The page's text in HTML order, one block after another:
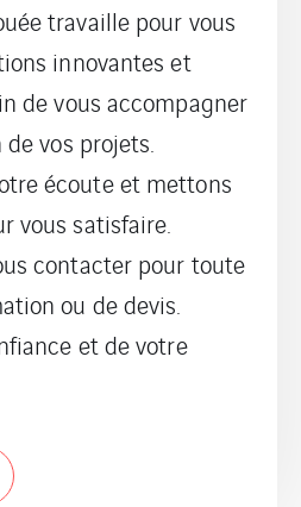
travaille pour vous
innovantes et
de vous accompagner
vos projets.
écoute et mettons
vous satisfaire.
contacter pour toute
ou de devis.
et de votre